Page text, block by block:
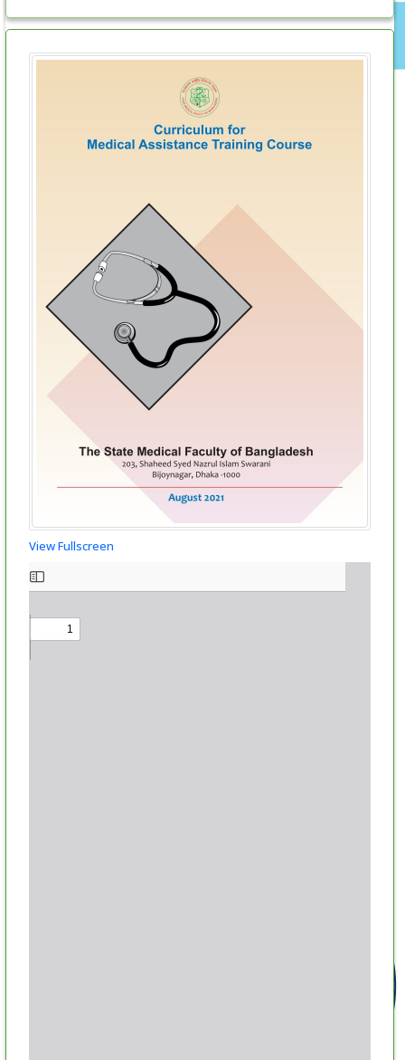
View Fullscreen
to
PDF
content